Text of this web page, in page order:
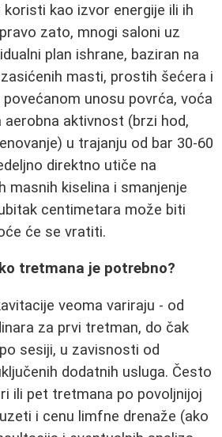
kao izvor energije ili ih
zato, mnogi saloni uz
plan ishrane, baziran na
masti, prostih šećera i
unosu povrća, voća
aerobna aktivnost (brzi hod,
u trajanju od bar 30-60
direktno utiče na
masnih kiselina i smanjenje
centimetara može biti
će se vratiti.
tretmana je potrebno?
veoma variraju - od
za prvi tretman, do čak
sesiji, u zavisnosti od
dodatnih usluga. Često
ili pet tretmana po povoljnijoj
i cenu limfne drenaže (ako